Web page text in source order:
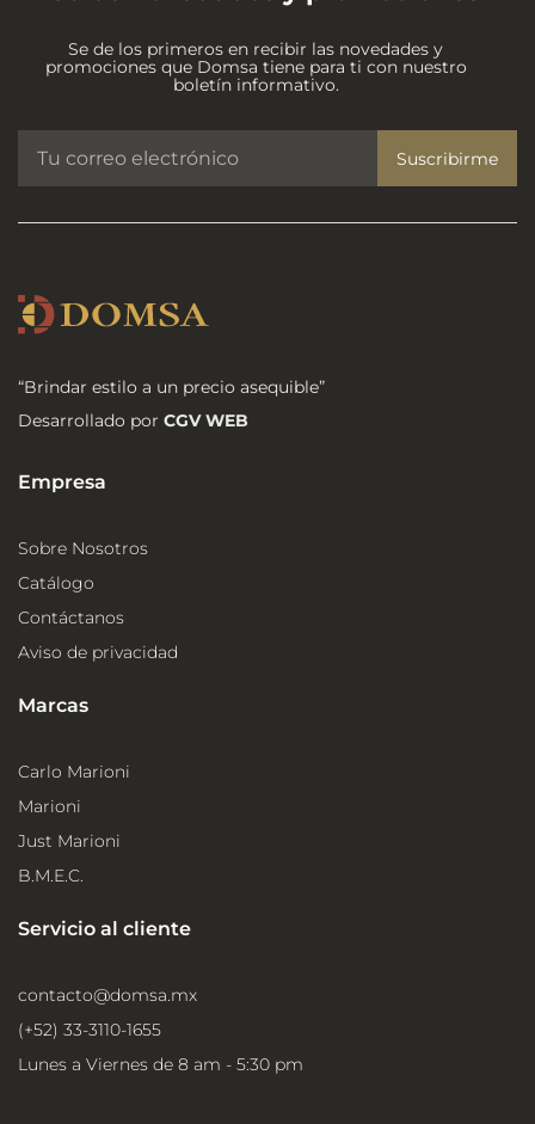
Se de los primeros en recibir las novedades y
promociones que Domsa tiene para ti con nuestro
boletín informativo.
Suscribirme
“Brindar estilo a un precio asequible”
Desarrollado por CGV WEB
Empresa
Sobre Nosotros
Catálogo
Contáctanos
Aviso de privacidad
Marcas
Carlo Marioni
Marioni
Just Marioni
B.M.E.C.
Servicio al cliente
contacto@domsa.mx
(+52) 33-3110-1655
Lunes a Viernes de 8 am - 5:30 pm